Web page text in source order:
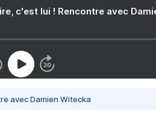
c'est lui ! Rencontre avec
avec Damien Witecka